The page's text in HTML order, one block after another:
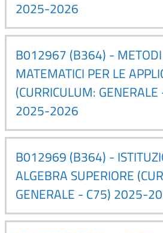
2025-2026
B012967 (B364) - METODI
MATEMATICI PER LE
(CURRICULUM:
2025-2026
B012969 (B364) -
ALGEBRA SUPERIORE
GENERALE - C75) 2025-